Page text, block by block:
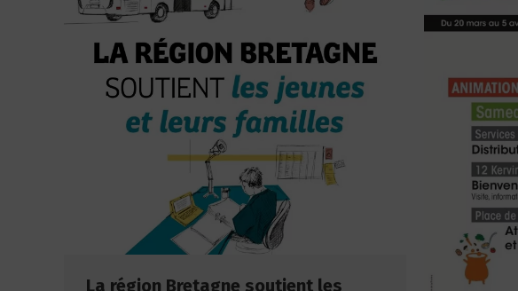
La région Bretagne soutient les